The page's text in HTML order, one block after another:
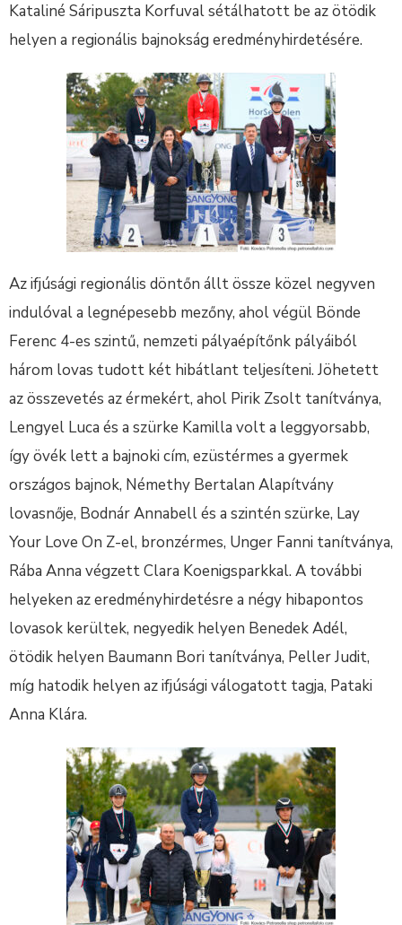
Kataliné Sáripuszta Korfuval sétálhatott be az ötödik
helyen a regionális bajnokság eredményhirdetésére.
Az ifjúsági regionális döntőn állt össze közel negyven
indulóval a legnépesebb mezőny, ahol végül Bönde
Ferenc 4-es szintű, nemzeti pályaépítőnk pályáiból
három lovas tudott két hibátlant teljesíteni. Jöhetett
az összevetés az érmekért, ahol Pirik Zsolt tanítványa,
Lengyel Luca és a szürke Kamilla volt a leggyorsabb,
így övék lett a bajnoki cím, ezüstérmes a gyermek
országos bajnok, Némethy Bertalan Alapítvány
lovasnője, Bodnár Annabell és a szintén szürke, Lay
Your Love On Z-el, bronzérmes, Unger Fanni tanítványa,
Rába Anna végzett Clara Koenigsparkkal. A további
helyeken az eredményhirdetésre a négy hibapontos
lovasok kerültek, negyedik helyen Benedek Adél,
ötödik helyen Baumann Bori tanítványa, Peller Judit,
míg hatodik helyen az ifjúsági válogatott tagja, Pataki
Anna Klára.